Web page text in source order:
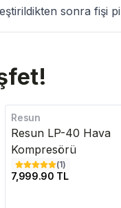
sonra fişi
Resun
Resun LP-40 Hava
Kompresörü
(1)
7,999.90 TL